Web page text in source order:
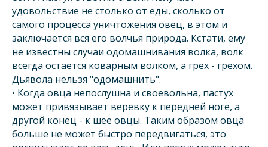
удовольствие не столько от еды, сколько от
самого процесса уничтожения овец, в этом и
заключается вся его волчья природа. Кстати, ему
не известны случаи одомашнивания волка, волк
всегда остаётся коварным волком, а грех - грехом.
Дьявола нельзя "одомашнить".
• Когда овца непослушна и своевольна, пастух
может привязывает веревку к передней ноге, а
другой конец - к шее овцы. Таким образом овца
больше не может быстро передвигаться, это